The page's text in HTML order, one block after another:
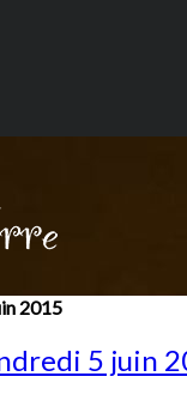
2015
5 juin